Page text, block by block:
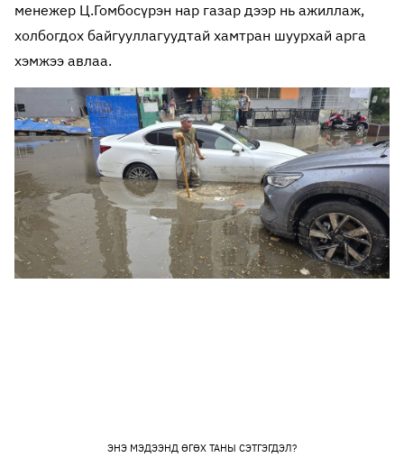
менежер Ц.Гомбосүрэн нар газар дээр нь ажиллаж,
холбогдох байгууллагуудтай хамтран шуурхай арга
хэмжээ авлаа.
ЭНЭ МЭДЭЭНД ӨГӨХ ТАНЫ СЭТГЭГДЭЛ?